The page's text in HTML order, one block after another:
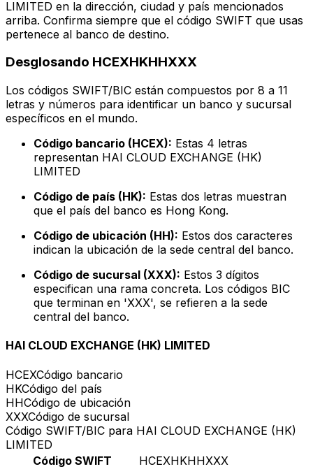
LIMITED en la dirección, ciudad y país mencionados
arriba. Confirma siempre que el código SWIFT que usas
pertenece al banco de destino.
Desglosando HCEXHKHHXXX
Los códigos SWIFT/BIC están compuestos por 8 a 11
letras y números para identificar un banco y sucursal
específicos en el mundo.
Código bancario (HCEX): Estas 4 letras
representan HAI CLOUD EXCHANGE (HK)
LIMITED
Código de país (HK): Estas dos letras muestran
que el país del banco es Hong Kong.
Código de ubicación (HH): Estos dos caracteres
indican la ubicación de la sede central del banco.
Código de sucursal (XXX): Estos 3 dígitos
especifican una rama concreta. Los códigos BIC
que terminan en 'XXX', se refieren a la sede
central del banco.
HAI CLOUD EXCHANGE (HK) LIMITED
HCEXCódigo bancario
HKCódigo del país
HHCódigo de ubicación
XXXCódigo de sucursal
Código SWIFT/BIC para HAI CLOUD EXCHANGE (HK)
LIMITED
Código SWIFT
HCEXHKHHXXX